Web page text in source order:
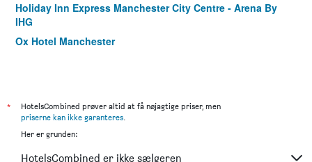
Holiday Inn Express Manchester City Centre - Arena By
IHG
Ox Hotel Manchester
Holiday Inn Express Manchester CC - Oxford Road By IHG
Ibis Manchester Centre Princess Street
Airport Hotel Manchester
Mitre Hotel Manchester City Centre
*
HotelsCombined prøver altid at få nøjagtige priser, men
priserne kan ikke garanteres.
Her er grunden:
HotelsCombined er ikke sælgeren